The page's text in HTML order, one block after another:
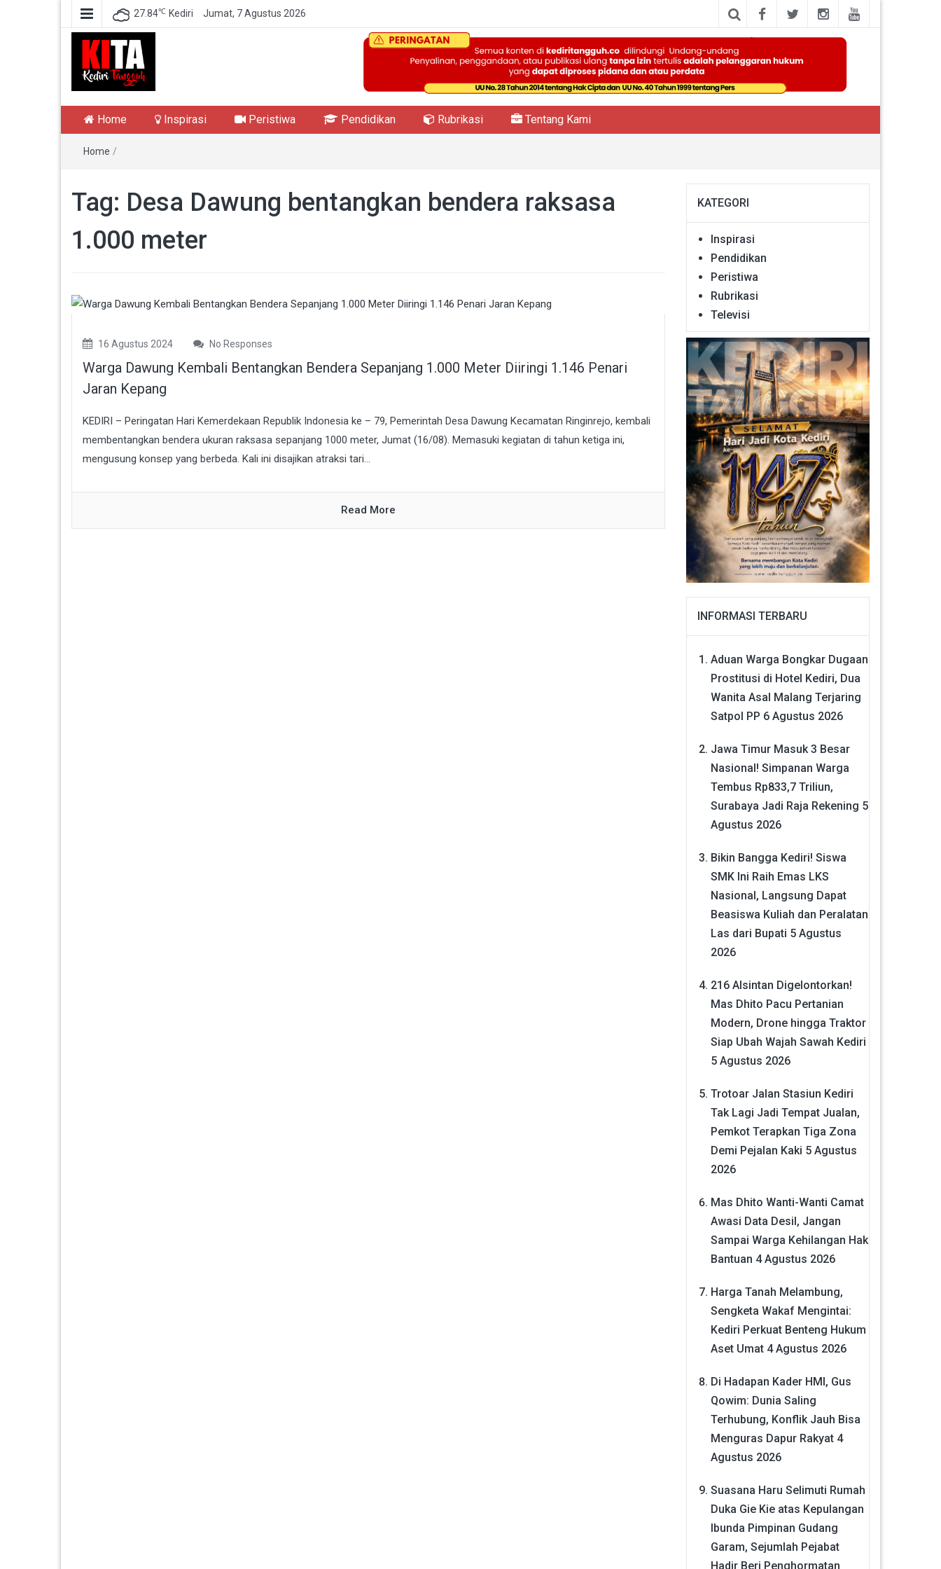
27.84℃ Kediri Jumat, 7 Agustus 2026
Kediri Tangguh
Home Inspirasi Peristiwa Pendidikan Rubrikasi Tentang Kami
Home /
Tag: Desa Dawung bentangkan bendera raksasa
1.000 meter
16 Agustus 2024 No Responses
Warga Dawung Kembali Bentangkan Bendera Sepanjang 1.000 Meter Diiringi 1.146 Penari
Jaran Kepang
KEDIRI – Peringatan Hari Kemerdekaan Republik Indonesia ke – 79, Pemerintah Desa Dawung Kecamatan Ringinrejo, kembali
membentangkan bendera ukuran raksasa sepanjang 1000 meter, Jumat (16/08). Memasuki kegiatan di tahun ketiga ini,
mengusung konsep yang berbeda. Kali ini disajikan atraksi tari...
Read More
KATEGORI
Inspirasi
Pendidikan
Peristiwa
Rubrikasi
Televisi
INFORMASI TERBARU
Aduan Warga Bongkar Dugaan
Prostitusi di Hotel Kediri, Dua
Wanita Asal Malang Terjaring
Satpol PP 6 Agustus 2026
Jawa Timur Masuk 3 Besar
Nasional! Simpanan Warga
Tembus Rp833,7 Triliun,
Surabaya Jadi Raja Rekening 5
Agustus 2026
Bikin Bangga Kediri! Siswa
SMK Ini Raih Emas LKS
Nasional, Langsung Dapat
Beasiswa Kuliah dan Peralatan
Las dari Bupati 5 Agustus
2026
216 Alsintan Digelontorkan!
Mas Dhito Pacu Pertanian
Modern, Drone hingga Traktor
Siap Ubah Wajah Sawah Kediri
5 Agustus 2026
Trotoar Jalan Stasiun Kediri
Tak Lagi Jadi Tempat Jualan,
Pemkot Terapkan Tiga Zona
Demi Pejalan Kaki 5 Agustus
2026
Mas Dhito Wanti-Wanti Camat
Awasi Data Desil, Jangan
Sampai Warga Kehilangan Hak
Bantuan 4 Agustus 2026
Harga Tanah Melambung,
Sengketa Wakaf Mengintai:
Kediri Perkuat Benteng Hukum
Aset Umat 4 Agustus 2026
Di Hadapan Kader HMI, Gus
Qowim: Dunia Saling
Terhubung, Konflik Jauh Bisa
Menguras Dapur Rakyat 4
Agustus 2026
Suasana Haru Selimuti Rumah
Duka Gie Kie atas Kepulangan
Ibunda Pimpinan Gudang
Garam, Sejumlah Pejabat
Hadir Beri Penghormatan